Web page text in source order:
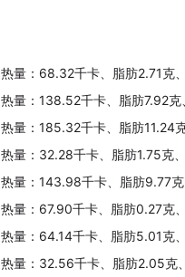
热量：68.32千卡、脂肪2.71克
热量：138.52千卡、脂肪7.92
热量：185.32千卡、脂肪11.24
热量：32.28千卡、脂肪1.75克
热量：143.98千卡、脂肪9.77
热量：67.90千卡、脂肪0.27克
热量：64.14千卡、脂肪5.01克
热量：32.56千卡、脂肪2.05克